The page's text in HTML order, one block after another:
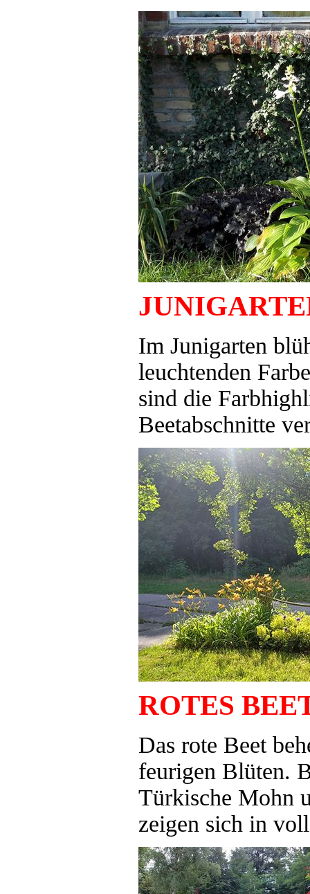
Im Junigarten
leuchtenden
sind die
Beetabschnitte
ROTES
Das rote Beet
feurigen Blüten.
Türkische Mohn
zeigen sich in